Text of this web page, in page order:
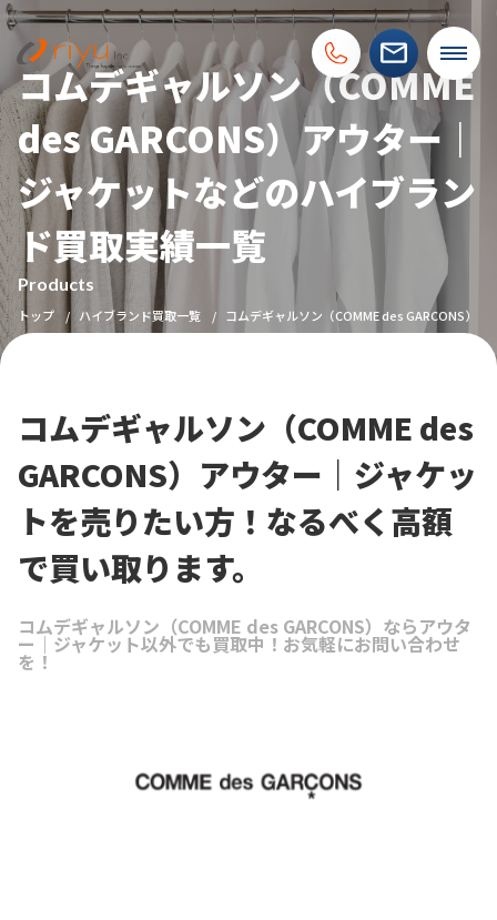
コムデギャルソン（COMME
des GARCONS）アウター｜
ジャケットなどのハイブラン
ド買取実績一覧
Products
トップ ハイブランド買取一覧 コムデギャルソン（COMME des GARCONS）
コムデギャルソン（COMME des
GARCONS）アウター｜ジャケッ
トを売りたい方！なるべく高額
で買い取ります。
コムデギャルソン（COMME des GARCONS）ならアウタ
ー｜ジャケット以外でも買取中！お気軽にお問い合わせ
を！